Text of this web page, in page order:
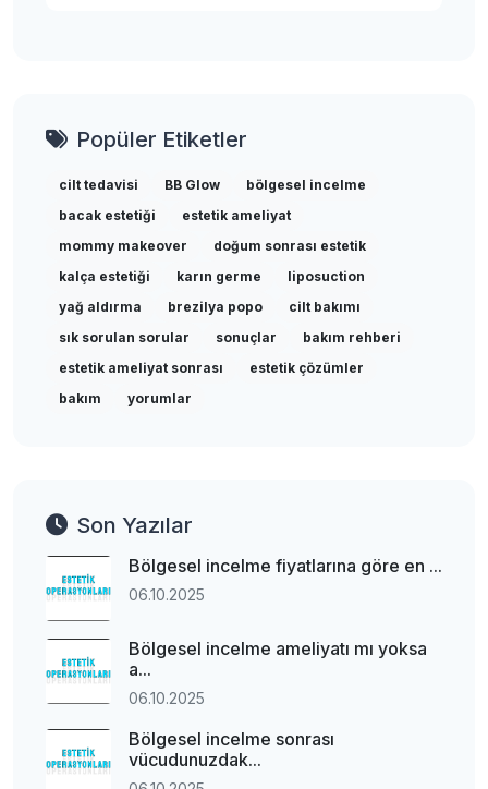
Popüler Etiketler
cilt tedavisi BB Glow
bölgesel incelme
bacak estetiği
estetik ameliyat
mommy makeover
doğum sonrası estetik
kalça estetiği
karın germe
liposuction
yağ aldırma
brezilya popo
cilt bakımı
sık sorulan sorular
sonuçlar
bakım rehberi
estetik ameliyat sonrası
estetik çözümler
bakım
yorumlar
Son Yazılar
Bölgesel incelme fiyatlarına göre en ...
06.10.2025
Bölgesel incelme ameliyatı mı yoksa
a...
06.10.2025
Bölgesel incelme sonrası
vücudunuzdak...